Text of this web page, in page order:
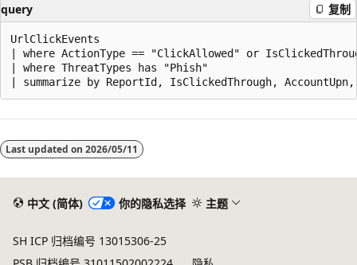
query 复制
UrlClickEvents
| where ActionType == "ClickAllowed" or
| where ThreatTypes has "Phish"
模
式
Last updated on 2026/05/11
中文 (简体) 你的隐私选择 主题
SH ICP 归档编号 13015306-25